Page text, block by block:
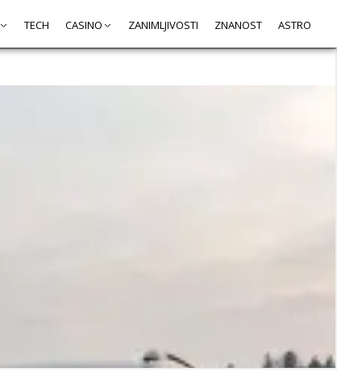
TECH CASINO ZANIMLJIVOSTI ZNANOST ASTRO